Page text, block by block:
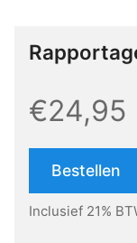
€24,95
Bestellen
Inclusief 21%